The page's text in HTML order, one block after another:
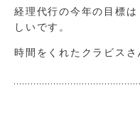
経理代行の今年の目標
しいです。
時間をくれたクラビスさ